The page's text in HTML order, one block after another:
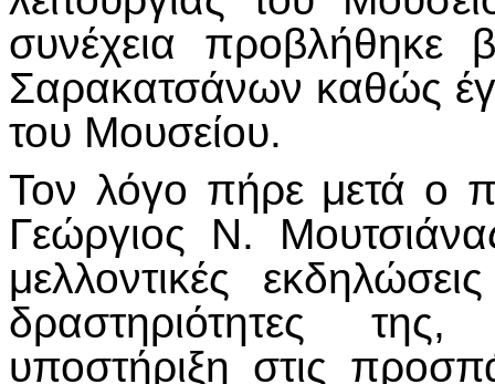
συνέχεια προβλήθηκε
Σαρακατσάνων καθώς
του Μουσείου.
Τον λόγο πήρε μετά ο
Γεώργιος Ν.
μελλοντικές
δραστηριότητες
υποστήριξη στις